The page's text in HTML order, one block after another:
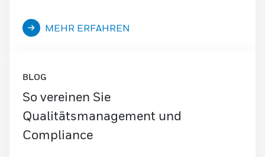
MEHR ERFAHREN
BLOG
So vereinen Sie
Qualitätsmanagement und
Compliance